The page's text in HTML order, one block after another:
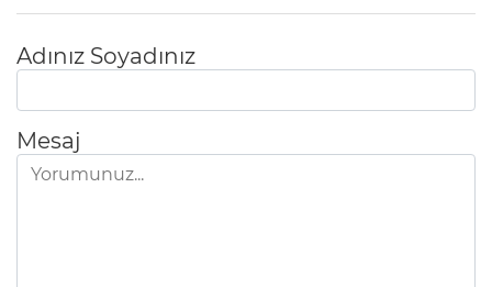
Adınız Soyadınız
Mesaj